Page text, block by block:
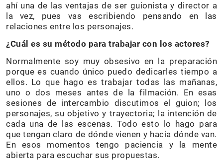
ahí una de las ventajas de ser guionista y director a
la vez, pues vas escribiendo pensando en las
relaciones entre los personajes.
¿Cuál es su método para trabajar con los actores?
Normalmente soy muy obsesivo en la preparación
porque es cuando único puedo dedicarles tiempo a
ellos. Lo que hago es trabajar todas las mañanas,
uno o dos meses antes de la filmación. En esas
sesiones de intercambio discutimos el guion; los
personajes, su objetivo y trayectoria; la intención de
cada una de las escenas. Todo esto lo hago para
que tengan claro de dónde vienen y hacia dónde van.
En esos momentos tengo paciencia y la mente
abierta para escuchar sus propuestas.